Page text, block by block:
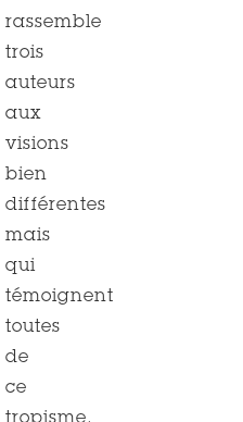
rassemble
trois
auteurs
aux
visions
bien
différentes
mais
qui
témoignent
toutes
de
ce